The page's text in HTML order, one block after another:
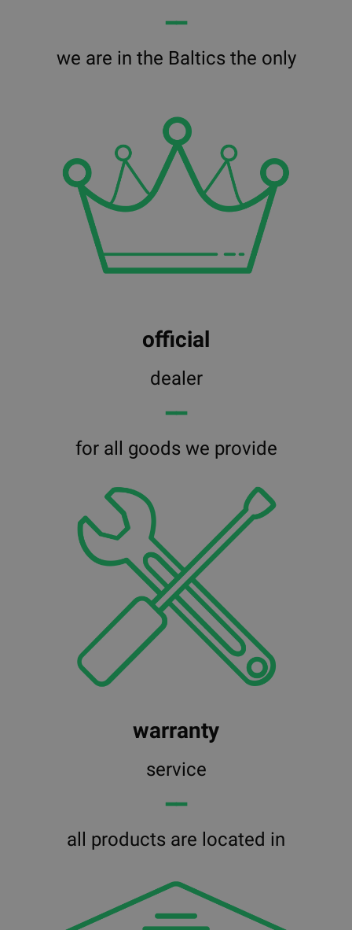
━━
we are in the Baltics the only
official
dealer
━━
for all goods we provide
warranty
service
━━
all products are located in